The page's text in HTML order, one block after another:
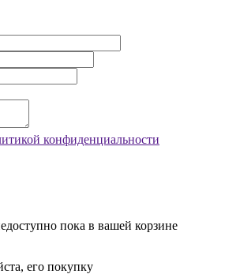
конфиденциальности
пока в вашей корзине
его покупку